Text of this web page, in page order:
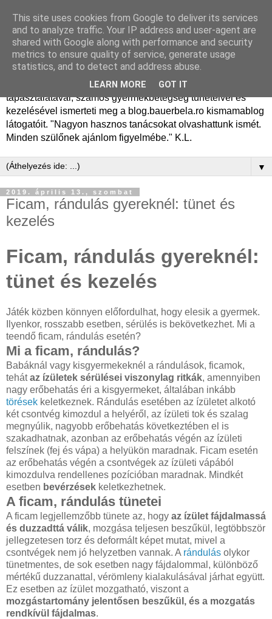
Dr. Bauer Béla Ph.D.
gyermekgyógyász
Dr. Bauer Béla Ph.D. gyermekgyógyász főorvos, 50 éves
tapasztalatával, számos gyermekbetegség tüneteivel és
kezelésével ismerteti meg a blog.bauerbela.ro kismamablog
látogatóit. "Nagyon hasznos tanácsokat olvashattunk ismét.
Minden szülőnek ajánlom figyelmébe." K.L.
▼
2019. április 13., szombat
Ficam, rándulás gyereknél: tünet és
kezelés
Ficam, rándulás gyereknél:
tünet és kezelés
Játék közben könnyen előfordulhat, hogy elesik a gyermek.
Ilyenkor, rosszabb esetben, sérülés is bekövetkezhet. Mi a
teendő ficam, rándulás esetén?
Mi a ficam, rándulás?
Babáknál vagy kisgyermekeknél a rándulások, ficamok,
tehátaz ízületek sérülései viszonylag ritkák, amennyiben
nagy erőbehatás éri a kisgyermeket, általában inkább
törések keletkeznek. Rándulás esetében az ízületet alkotó
két csontvég kimozdul a helyéről, az ízületi tok és szalag
megnyúlik, nagyobb erőbehatás következtében el is
szakadhatnak, azonban az erőbehatás végén az ízületi
felszínek (fej és vápa) a helyükön maradnak. Ficam esetén
az erőbehatás végén a csontvégek az ízületi vápából
kimozdulva rendellenes pozícióban maradnak. Mindkét
esetben bevérzések keletkezhetnek.
A ficam, rándulás tünetei
A ficam legjellemzőbb tünete az, hogy az ízület fájdalmassá
és duzzadttá válik, mozgása teljesen beszűkül, legtöbbször
jellegzetesen torz és deformált képet mutat, mivel a
csontvégek nem jó helyzetben vannak. A rándulás olykor
tünetmentes, de sok esetben nagy fájdalommal, különböző
mértékű duzzanattal, vérömleny kialakulásával járhat együtt.
Ez esetben az ízület mozgatható, viszont a
mozgástartomány jelentősen beszűkül, és a mozgatás
rendkívül fájdalmas.
This site uses cookies from Google to deliver its services
and to analyze traffic. Your IP address and user-agent are
shared with Google along with performance and security
metrics to ensure quality of service, generate usage
statistics, and to detect and address abuse.
LEARN MORE GOT IT